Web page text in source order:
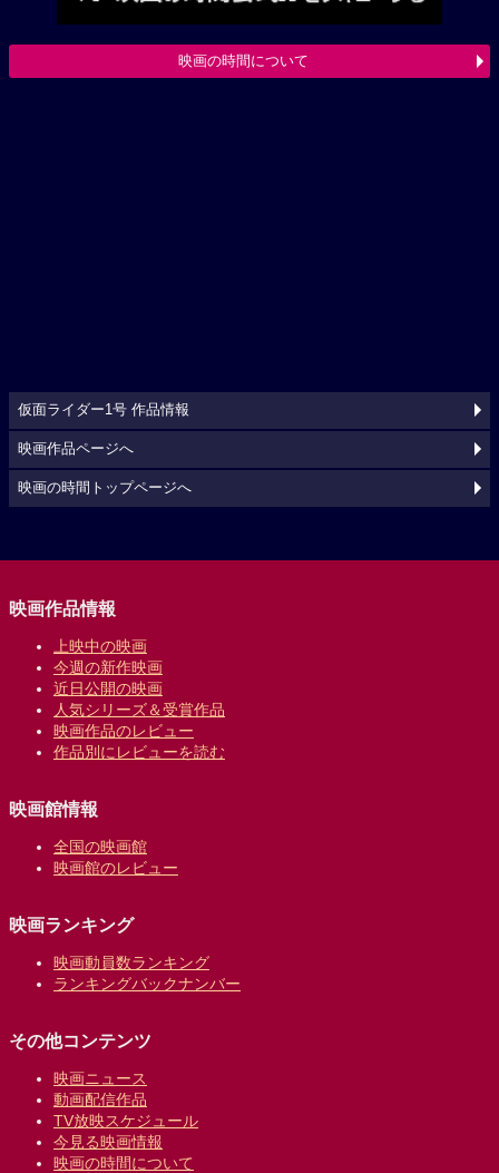
映画の時間について
仮面ライダー1号 作品情報
映画作品ページへ
映画の時間トップページへ
映画作品情報
上映中の映画
今週の新作映画
近日公開の映画
人気シリーズ＆受賞作品
映画作品のレビュー
作品別にレビューを読む
映画館情報
全国の映画館
映画館のレビュー
映画ランキング
映画動員数ランキング
ランキングバックナンバー
その他コンテンツ
映画ニュース
動画配信作品
TV放映スケジュール
今見る映画情報
映画の時間について